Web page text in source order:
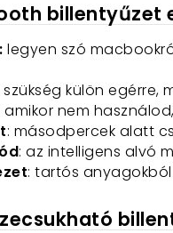
billentyűzet
legyen szó
szükség külön egérre,
amikor nem
: másodpercek alatt
: az intelligens alvó
: tartós